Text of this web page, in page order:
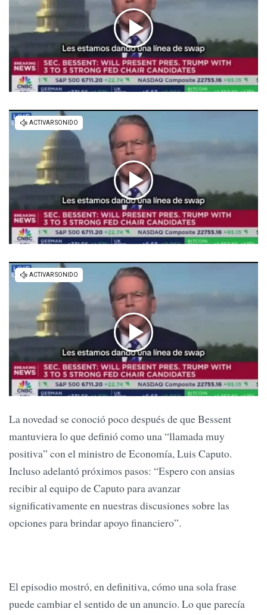
La novedad se conoció poco después de que Bessent
mantuviera lo que definió como una “llamada muy
positiva” con el ministro de Economía, Luis Caputo.
Incluso adelantó próximos pasos: “Espero con ansias
recibir al equipo de Caputo para avanzar
significativamente en nuestras discusiones sobre las
opciones para brindar apoyo financiero”.
El episodio mostró, en definitiva, cómo una sola frase
puede cambiar el sentido de un anuncio. Lo que parecía